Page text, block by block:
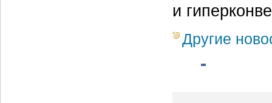
и
Другие